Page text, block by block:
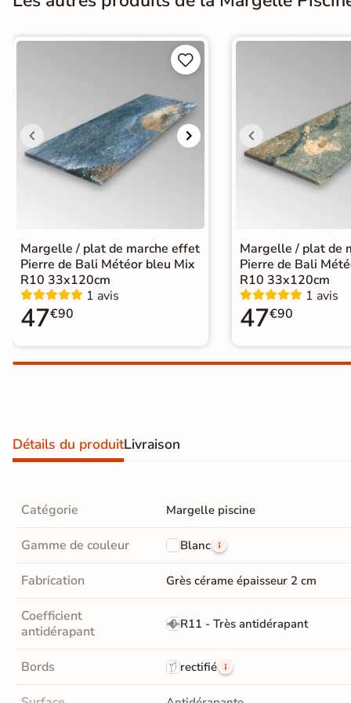
mural
intérieur
PAR FORME &
Carrelage
hexagonal
Carrelage très
grand format
Carrelage extra fin
PAR FINITION
semi-poli
Carrelage brillant
Échantillons gratuits
SIMULATEUR 3D
Visualisez
avant


Margelle / plat de marche effet
Pierre de Bali Météor bleu Mix
R10 33x120cm
1 avis
47€90
Margelle / plat de
Pierre de Bali
R10 33x120cm
1 avis
47€90
Détails du produitLivraison
Catégorie Margelle piscine
Gamme de couleur Blanc
Fabrication Grès cérame épaisseur 2 cm
Coefficient
antidérapant
R11 - Très antidérapant
Bords rectifié